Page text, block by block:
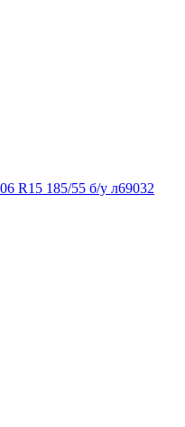
R15 185/55 б/у л69032